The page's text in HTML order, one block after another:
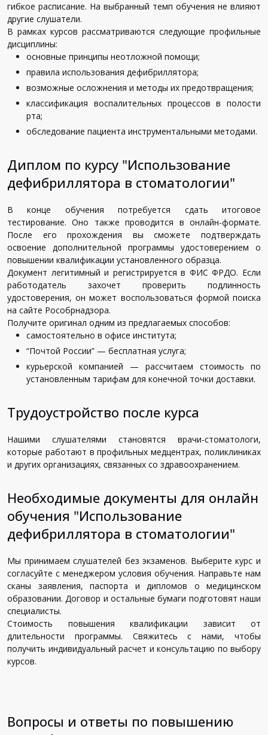
гибкое расписание. На выбранный темп обучения не влияют
другие слушатели.
В рамках курсов рассматриваются следующие профильные
дисциплины:
основные принципы неотложной помощи;
правила использования дефибриллятора;
возможные осложнения и методы их предотвращения;
классификация воспалительных процессов в полости
рта;
обследование пациента инструментальными методами.
Диплом по курсу "Использование
дефибриллятора в стоматологии"
В конце обучения потребуется сдать итоговое
тестирование. Оно также проводится в онлайн-формате.
После его прохождения вы сможете подтверждать
освоение дополнительной программы удостоверением о
повышении квалификации установленного образца.
Документ легитимный и регистрируется в ФИС ФРДО. Если
работодатель захочет проверить подлинность
удостоверения, он может воспользоваться формой поиска
на сайте Рособрнадзора.
Получите оригинал одним из предлагаемых способов:
самостоятельно в офисе института;
“Почтой России” — бесплатная услуга;
курьерской компанией — рассчитаем стоимость по
установленным тарифам для конечной точки доставки.
Трудоустройство после курса
Нашими слушателями становятся врачи-стоматологи,
которые работают в профильных медцентрах, поликлиниках
и других организациях, связанных со здравоохранением.
Необходимые документы для онлайн
обучения "Использование
дефибриллятора в стоматологии"
Мы принимаем слушателей без экзаменов. Выберите курс и
согласуйте с менеджером условия обучения. Направьте нам
сканы заявления, паспорта и дипломов о медицинском
образовании. Договор и остальные бумаги подготовят наши
специалисты.
Стоимость повышения квалификации зависит от
длительности программы. Свяжитесь с нами, чтобы
получить индивидуальный расчет и консультацию по выбору
курсов.
Вопросы и ответы по повышению